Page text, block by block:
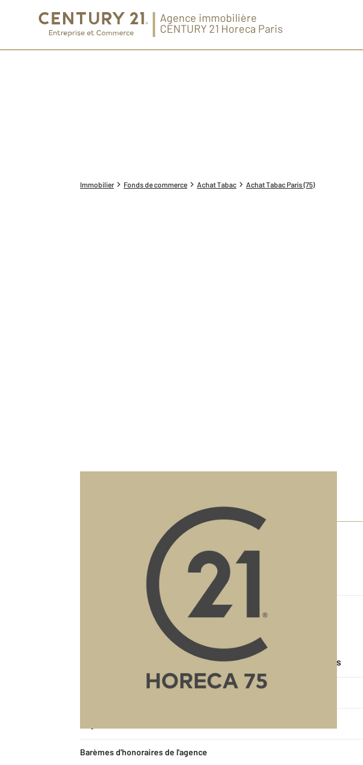
Agence immobilière
CENTURY 21 Horeca Paris
Immobilier Fonds de commerce Achat Tabac Achat Tabac Paris (75)
Fiche détaillée du bien
En quelques chiffres
3-6-9 années
Barèmes d'honoraires de l'agence